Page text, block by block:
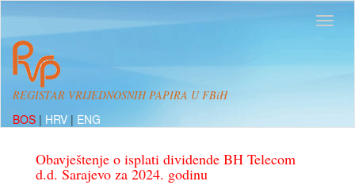
REGISTAR VRIJEDNOSNIH PAPIRA U FBiH
BOS | HRV | ENG
Obavještenje o isplati dividende BH Telecom
d.d. Sarajevo za 2024. godinu